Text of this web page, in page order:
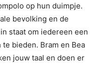
op hun duimpje.
bevolking en de
staat om iedereen een
bieden. Bram en Bea
jouw taal en doen er